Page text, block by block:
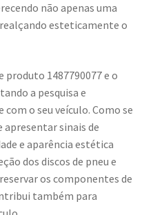
não apenas uma
esteticamente o
produto 1487790077 e o
a pesquisa e
o seu veículo. Como se
apresentar sinais de
e aparência estética
dos discos de pneu e
os componentes de
também para